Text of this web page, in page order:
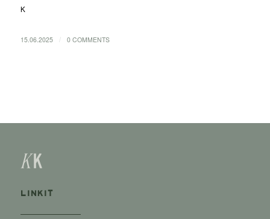
K
15.06.2025 / 0 COMMENTS
LINKIT